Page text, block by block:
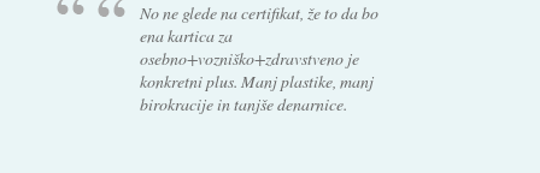
No ne glede na certifikat, že to da bo
ena kartica za
osebno+vozniško+zdravstveno je
konkretni plus. Manj plastike, manj
birokracije in tanjše denarnice.